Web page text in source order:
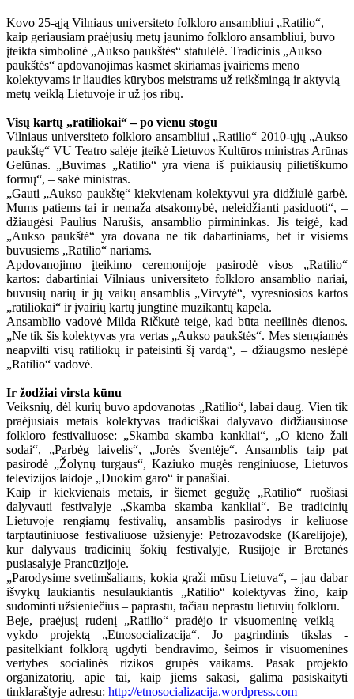
Kovo 25-ąją Vilniaus universiteto folkloro ansambliui „Ratilio“,
kaip geriausiam praėjusių metų jaunimo folkloro ansambliui, buvo
įteikta simbolinė „Aukso paukštės“ statulėlė. Tradicinis „Aukso
paukštės“ apdovanojimas kasmet skiriamas įvairiems meno
kolektyvams ir liaudies kūrybos meistrams už reikšmingą ir aktyvią
metų veiklą Lietuvoje ir už jos ribų.
Visų kartų „ratiliokai“ – po vienu stogu
Vilniaus universiteto folkloro ansambliui „Ratilio“ 2010-ųjų „Aukso
paukštę“ VU Teatro salėje įteikė Lietuvos Kultūros ministras Arūnas
Gelūnas. „Buvimas „Ratilio“ yra viena iš puikiausių pilietiškumo
formų“, – sakė ministras.
„Gauti „Aukso paukštę“ kiekvienam kolektyvui yra didžiulė garbė.
Mums patiems tai ir nemaža atsakomybė, neleidžianti pasiduoti“, –
džiaugėsi Paulius Narušis, ansamblio pirmininkas. Jis teigė, kad
„Aukso paukštė“ yra dovana ne tik dabartiniams, bet ir visiems
buvusiems „Ratilio“ nariams.
Apdovanojimo įteikimo ceremonijoje pasirodė visos „Ratilio“
kartos: dabartiniai Vilniaus universiteto folkloro ansamblio nariai,
buvusių narių ir jų vaikų ansamblis „Virvytė“, vyresniosios kartos
„ratiliokai“ ir įvairių kartų jungtinė muzikantų kapela.
Ansamblio vadovė Milda Ričkutė teigė, kad būta neeilinės dienos.
„Ne tik šis kolektyvas yra vertas „Aukso paukštės“. Mes stengiamės
neapvilti visų ratiliokų ir pateisinti šį vardą“, – džiaugsmo neslėpė
„Ratilio“ vadovė.
Ir žodžiai virsta kūnu
Veiksnių, dėl kurių buvo apdovanotas „Ratilio“, labai daug. Vien tik
praėjusiais metais kolektyvas tradiciškai dalyvavo didžiausiuose
folkloro festivaliuose: „Skamba skamba kankliai“, „O kieno žali
sodai“, „Parbėg laivelis“, „Jorės šventėje“. Ansamblis taip pat
pasirodė „Žolynų turgaus“, Kaziuko mugės renginiuose, Lietuvos
televizijos laidoje „Duokim garo“ ir panašiai.
Kaip ir kiekvienais metais, ir šiemet gegužę „Ratilio“ ruošiasi
dalyvauti festivalyje „Skamba skamba kankliai“. Be tradicinių
Lietuvoje rengiamų festivalių, ansamblis pasirodys ir keliuose
tarptautiniuose festivaliuose užsienyje: Petrozavodske (Karelijoje),
kur dalyvaus tradicinių šokių festivalyje, Rusijoje ir Bretanės
pusiasalyje Prancūzijoje.
„Parodysime svetimšaliams, kokia graži mūsų Lietuva“, – jau dabar
išvykų laukiantis nesulaukiantis „Ratilio“ kolektyvas žino, kaip
sudominti užsieniečius – paprastu, tačiau neprastu lietuvių folkloru.
Beje, praėjusį rudenį „Ratilio“ pradėjo ir visuomeninę veiklą –
vykdo projektą „Etnosocializacija“. Jo pagrindinis tikslas -
pasitelkiant folklorą ugdyti bendravimo, šeimos ir visuomenines
vertybes socialinės rizikos grupės vaikams. Pasak projekto
organizatorių, apie tai, kaip jiems sakasi, galima pasiskaityti
tinklaraštyje adresu: http://etnosocializacija.wordpress.com